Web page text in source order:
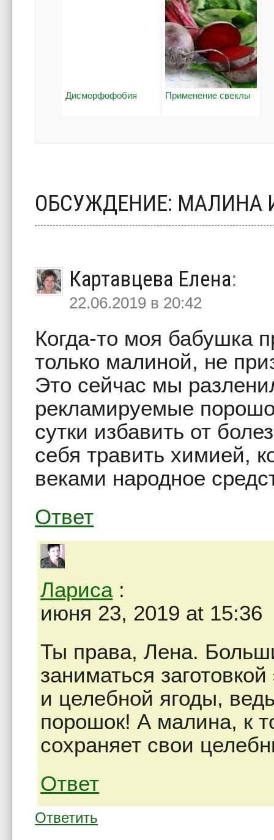
Дисморфофобия Применение свеклы
ОБСУЖДЕНИЕ: МАЛИНА
Картавцева Елена:
22.06.2019 в 20:42
Когда-то моя бабушка
только малиной, не
Это сейчас мы
рекламируемые
сутки избавить от
себя травить химией,
веками народное
Ответ
Лариса:
июня 23, 2019 at 15:36
Ты права, Лена.
заниматься
и целебной ягоды,
порошок! А малина, к
сохраняет свои
Ответ
Ответить